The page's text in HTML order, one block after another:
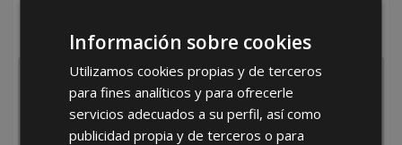
España
Portugal Otros
Información sobre cookies
Utilizamos cookies propias y de terceros
para fines analíticos y para ofrecerle
servicios adecuados a su perfil, así como
publicidad propia y de terceros o para